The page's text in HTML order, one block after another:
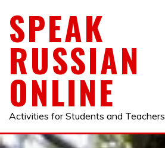
content
SPEAK
RUSSIAN
ONLINE
Activities for Students and Teachers